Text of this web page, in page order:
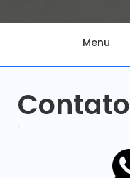
Menu
Contato